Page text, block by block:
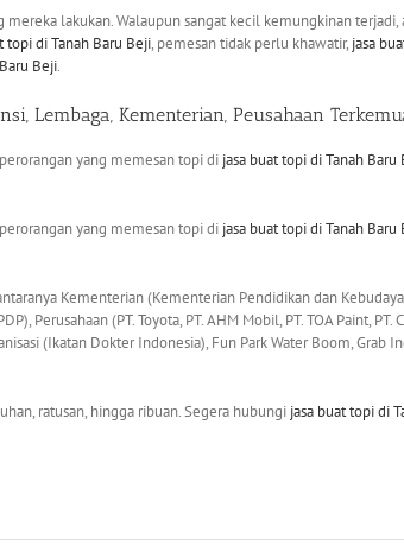
lakukan. Walaupun sangat kecil kemungkinan
topidi Tanah Baru Beji, pemesan tidak perlu khawatir, jasa
Beji.
Lembaga, Kementerian, Peusahaan
yang memesan topi di jasa buat topidi Tanah Baru
yang memesan topi di jasa buat topidi Tanah Baru
Kementerian (Kementerian Pendidikan dan
(PT. Toyota, PT. AHM Mobil, PT. TOA Paint, PT.
(Ikatan Dokter Indonesia), Fun Park Water Boom, Grab
ratusan, hingga ribuan. Segera hubungi jasa buat topidi